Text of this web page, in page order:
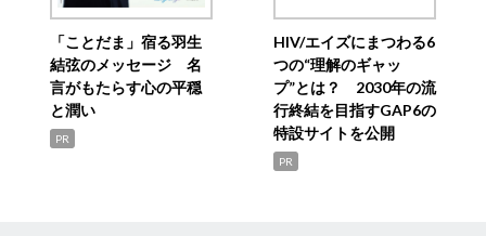
「ことだま」宿る羽生
結弦のメッセージ 名
言がもたらす心の平穏
と潤い
PR
HIV/エイズにまつわる6
つの“理解のギャッ
プ”とは？ 2030年の流
行終結を目指すGAP6の
特設サイトを公開
PR